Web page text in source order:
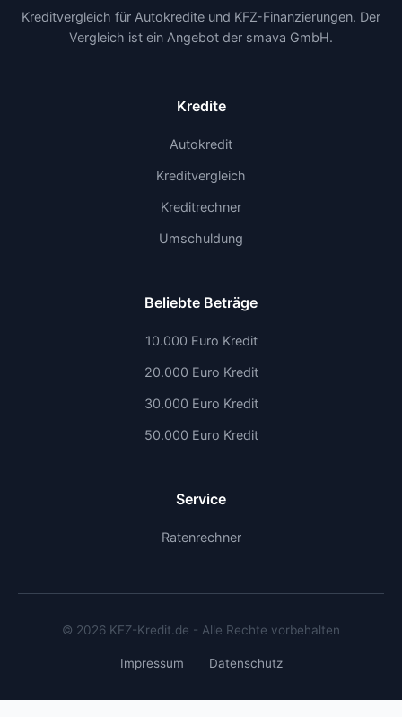
Kreditvergleich für Autokredite und KFZ-Finanzierungen. Der
Vergleich ist ein Angebot der smava GmbH.
Kredite
Autokredit
Kreditvergleich
Kreditrechner
Umschuldung
Beliebte Beträge
10.000 Euro Kredit
20.000 Euro Kredit
30.000 Euro Kredit
50.000 Euro Kredit
Service
Ratenrechner
© 2026 KFZ-Kredit.de - Alle Rechte vorbehalten
Impressum Datenschutz